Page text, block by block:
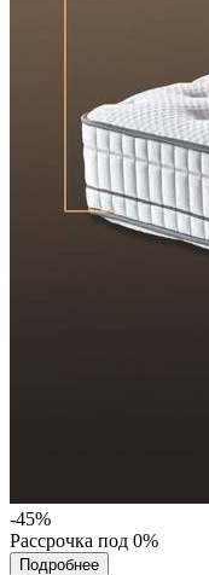
-45%
Рассрочка под 0%
Подробнее